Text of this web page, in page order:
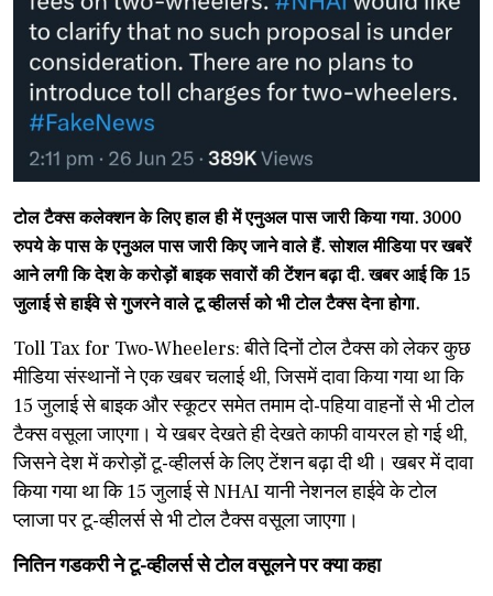
टोल टैक्स कलेक्शन के लिए हाल ही में एनुअल पास जारी किया गया. 3000
रुपये के पास के एनुअल पास जारी किए जाने वाले हैं. सोशल मीडिया पर खबरें
आने लगी कि देश के करोड़ों बाइक सवारों की टेंशन बढ़ा दी. खबर आई कि 15
जुलाई से हाईवे से गुजरने वाले टू व्हीलर्स को भी टोल टैक्स देना होगा.
Toll Tax for Two-Wheelers: बीते दिनों टोल टैक्स को लेकर कुछ
मीडिया संस्थानों ने एक खबर चलाई थी, जिसमें दावा किया गया था कि
15 जुलाई से बाइक और स्कूटर समेत तमाम दो-पहिया वाहनों से भी टोल
टैक्स वसूला जाएगा। ये खबर देखते ही देखते काफी वायरल हो गई थी,
जिसने देश में करोड़ों टू-व्हीलर्स के लिए टेंशन बढ़ा दी थी। खबर में दावा
किया गया था कि 15 जुलाई से NHAI यानी नेशनल हाईवे के टोल
प्लाजा पर टू-व्हीलर्स से भी टोल टैक्स वसूला जाएगा।
नितिन गडकरी ने टू-व्हीलर्स से टोल वसूलने पर क्या कहा